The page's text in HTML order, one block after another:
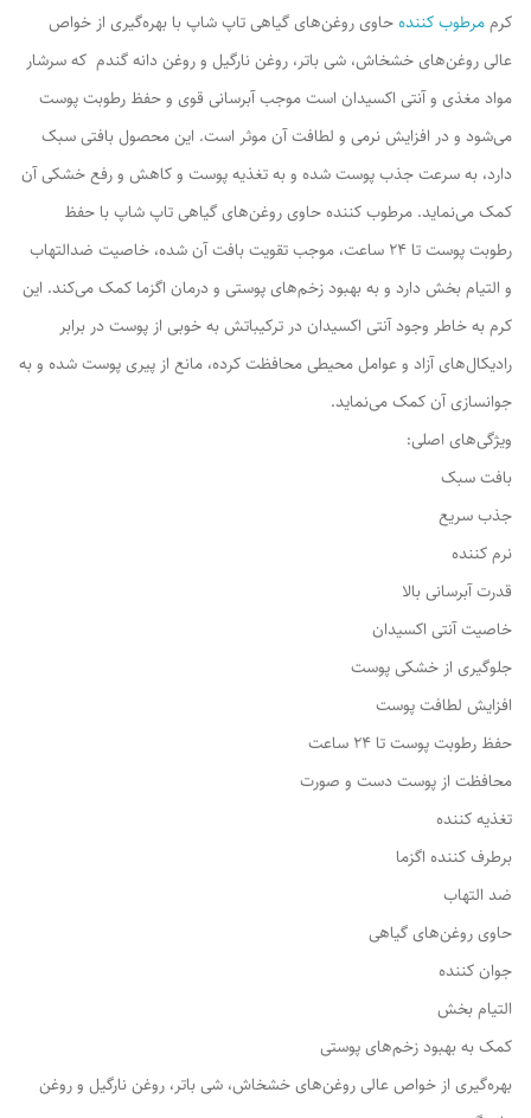
کرممرطوب کنندهحاوی روغن‌های گیاهی تاپ شاپ با بهره‌گیری از خواص
عالی روغن‌های خشخاش، شی باتر، روغن نارگیل و روغن دانه گندم که سرشار
مواد مغذی و آنتی اکسیدان است موجب آبرسانی قوی و حفظ رطوبت پوست
می‌شود و در افزایش نرمی و لطافت آن موثر است. این محصول بافتی سبک
دارد، به سرعت جذب پوست شده و به تغذیه پوست و کاهش و رفع خشکی آن
کمک می‌نماید. مرطوب کننده حاوی روغن‌های گیاهی تاپ شاپ با حفظ
رطوبت پوست تا 24 ساعت، موجب تقویت بافت آن شده، خاصیت ضدالتهاب
و التیام بخش دارد و به بهبود زخم‌های پوستی و درمان اگزما کمک می‌کند. این
کرم به خاطر وجود آنتی اکسیدان در ترکیباتش به خوبی از پوست در برابر
رادیکال‌های آزاد و عوامل محیطی محافظت کرده، مانع از پیری پوست شده و به
جوانسازی آن کمک می‌نماید.
ویژگی‌های اصلی:
بافت سبک
جذب سریع
نرم کننده
قدرت آبرسانی بالا
خاصیت آنتی اکسیدان
جلوگیری از خشکی پوست
افزایش لطافت پوست
حفظ رطوبت پوست تا 24 ساعت
محافظت از پوست دست و صورت
تغذیه کننده
برطرف کننده اگزما
ضد التهاب
حاوی روغن‌های گیاهی
جوان کننده
التیام بخش
کمک به بهبود زخم‌های پوستی
بهره‌گیری از خواص عالی روغن‌های خشخاش، شی باتر، روغن نارگیل و روغن